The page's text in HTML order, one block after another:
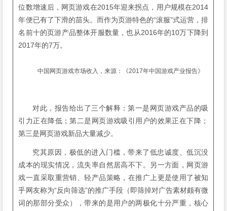
位数增速后，网页游戏在2015年迎来拐点，用户规模在2014
年便已有了下滑的苗头。而作为页游特色的“滚服”式运营，排
名前十的页游产品整体开服数量，也从2016年的10万下降到
2017年的7万。
中国网页游戏市场收入，来源：《2017年中国游戏产业报告》
对此，报告给出了三个解释：第一是网页游戏产品的吸
引力正在降低；第二是网页游戏吸引用户的效果正在下降；
第三是网页游戏新品大量减少。
究其原因，极低的进入门槛，带来了低忠诚度、低沉没
成本的现实情况，流失率自然居高不下。另一方面，网页游
戏一直采取重营销、轻产品策略，在推广上更是使用了被知
乎网友称为“反向筛选”的推广手段（即筛掉对广告素材颇有微
词的那部分受众），带来的是用户的两极化十分严重，核心